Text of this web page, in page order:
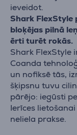
ieveidot.
Shark FlexStyle
bloķējas pilnā
ērti turēt rokās.
Shark FlexStyle
Coanda
un nofiksē tās,
šķipsnu tuvu
pārējo: iegūsti
Ierīces
neliela prakse.